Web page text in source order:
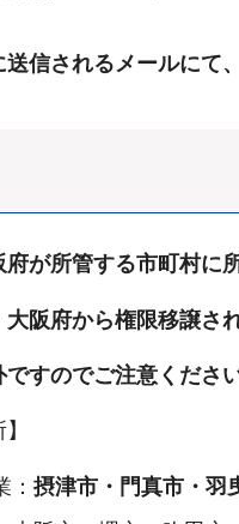
信されるメールにて
府が所管する市町村に
阪府から権限移譲さ
すのでご注意ください
摂津市・門真市・羽